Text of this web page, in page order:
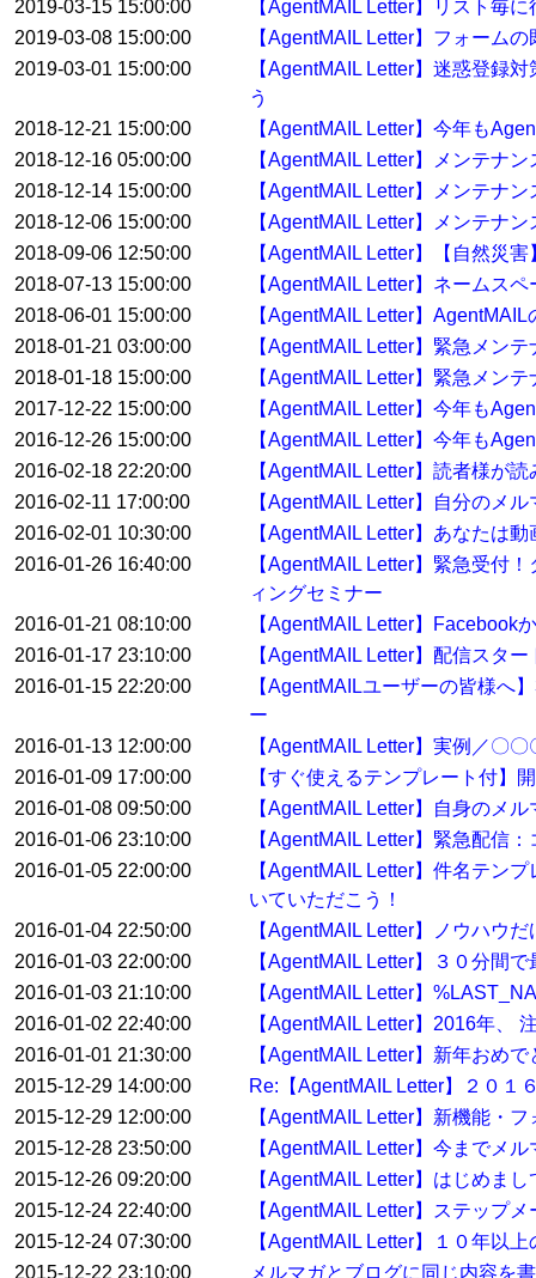
2019-03-15 15:00:00
【AgentMAIL Letter】リスト毎
2019-03-08 15:00:00
【AgentMAIL Letter】フォーム
2019-03-01 15:00:00
【AgentMAIL Letter】迷惑登録
う
2018-12-21 15:00:00
【AgentMAIL Letter】今年も
2018-12-16 05:00:00
【AgentMAIL Letter】メンテナ
2018-12-14 15:00:00
【AgentMAIL Letter】メンテナ
2018-12-06 15:00:00
【AgentMAIL Letter】メンテナ
2018-09-06 12:50:00
【AgentMAIL Letter】【自然災
2018-07-13 15:00:00
【AgentMAIL Letter】ネームス
2018-06-01 15:00:00
【AgentMAIL Letter】
2018-01-21 03:00:00
【AgentMAIL Letter】緊急メン
2018-01-18 15:00:00
【AgentMAIL Letter】緊急メン
2017-12-22 15:00:00
【AgentMAIL Letter】今年も
2016-12-26 15:00:00
【AgentMAIL Letter】今年も
2016-02-18 22:20:00
【AgentMAIL Letter】読者様が
2016-02-11 17:00:00
【AgentMAIL Letter】自分のメ
2016-02-01 10:30:00
【AgentMAIL Letter】あなたは
2016-01-26 16:40:00
【AgentMAIL Letter】緊急受付
ィングセミナー
2016-01-21 08:10:00
【AgentMAIL Letter】Facebook
2016-01-17 23:10:00
【AgentMAIL Letter】配信スタ
2016-01-15 22:20:00
【AgentMAILユーザーの皆様へ
ー
2016-01-13 12:00:00
【AgentMAIL Letter】実例／〇
2016-01-09 17:00:00
【すぐ使えるテンプレート付】
2016-01-08 09:50:00
【AgentMAIL Letter】自身のメ
2016-01-06 23:10:00
【AgentMAIL Letter】緊急配信
2016-01-05 22:00:00
【AgentMAIL Letter】件名テン
いていただこう！
2016-01-04 22:50:00
【AgentMAIL Letter】ノウハウ
2016-01-03 22:00:00
【AgentMAIL Letter】３０分間
2016-01-03 21:10:00
【AgentMAIL Letter】
2016-01-02 22:40:00
【AgentMAIL Letter】2016年、
2016-01-01 21:30:00
【AgentMAIL Letter】新年おめ
2015-12-29 14:00:00
Re:【AgentMAIL Letter】２０１
2015-12-29 12:00:00
【AgentMAIL Letter】新機能・
2015-12-28 23:50:00
【AgentMAIL Letter】今までメ
2015-12-26 09:20:00
【AgentMAIL Letter】はじめま
2015-12-24 22:40:00
【AgentMAIL Letter】ステップ
2015-12-24 07:30:00
【AgentMAIL Letter】１０年以
2015-12-22 23:10:00
メルマガとブログに同じ内容を